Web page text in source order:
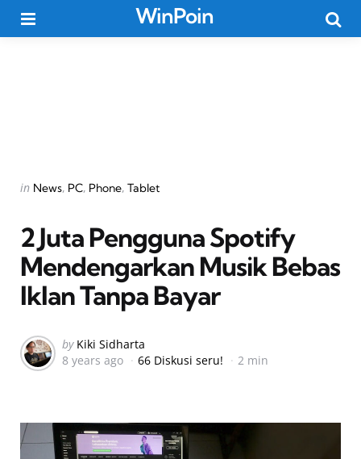
WinPoin
Categories
Posted
in News PC Phone Tablet
2 Juta Pengguna Spotify
Mendengarkan Musik Bebas
Iklan Tanpa Bayar
Posted
by
by Kiki Sidharta
8 years ago
66 Diskusi seru! 2 min